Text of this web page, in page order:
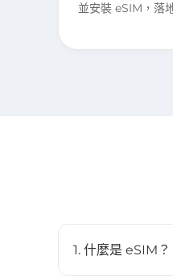
並安裝 eSIM，落
1. 什麼是 eSIM？